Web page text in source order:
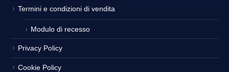
Termini e condizioni di vendita
Modulo di recesso
Privacy Policy
Cookie Policy